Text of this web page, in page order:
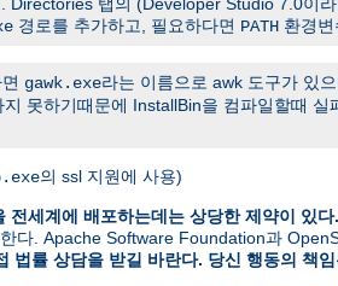
경로를 추가하고, 필요하다면 PATH 환경변
gawk.exe라는 이름으로 awk 도구가 있으
못하기때문에 InstallBin을 컴파일할때 실
의 ssl 지원에 사용)
세계에 배포하는데는 상당한 제약이 있다.
다. Apache Software Foundation과
법률 상담을 받길 바란다. 당신 행동의 책